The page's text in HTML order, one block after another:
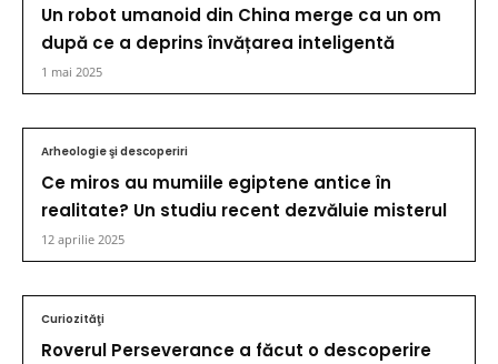
Un robot umanoid din China merge ca un om
după ce a deprins învățarea inteligentă
1 mai 2025
Arheologie şi descoperiri
Ce miros au mumiile egiptene antice în
realitate? Un studiu recent dezvăluie misterul
12 aprilie 2025
Curiozităţi
Roverul Perseverance a făcut o descoperire